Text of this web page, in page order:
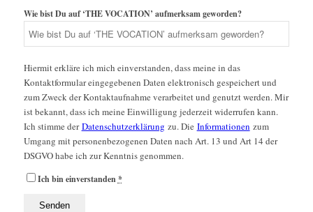
Wie bist Du auf ‘THE VOCATION’ aufmerksam geworden?
Hiermit erkläre ich mich einverstanden, dass meine in das
Kontaktformular eingegebenen Daten elektronisch gespeichert und
zum Zweck der Kontaktaufnahme verarbeitet und genutzt werden. Mir
ist bekannt, dass ich meine Einwilligung jederzeit widerrufen kann.
Ich stimme derDatenschutzerklärung zu. Die Informationen zum
Umgang mit personenbezogenen Daten nach Art. 13 und Art 14 der
DSGVO habe ich zur Kenntnis genommen.
Ich bin einverstanden*